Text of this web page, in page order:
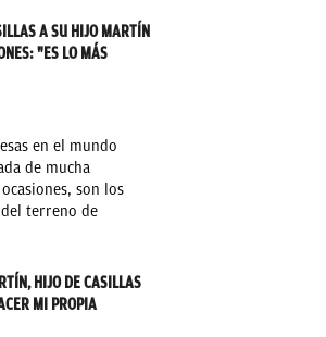
A SU HIJO MARTÍN
"ES LO MÁS
en el mundo
de mucha
son los
terreno de
HIJO DE CASILLAS
MI PROPIA